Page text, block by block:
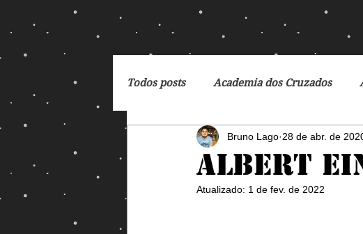
Todos posts Academia dos Cruzados
Breaking Bad Cartoon Ciclo da
DC Comics De Volta para o Futuro
Albert
Bruno Lago 28 de abr. de
Atualizado: 1 de fev. de 2022